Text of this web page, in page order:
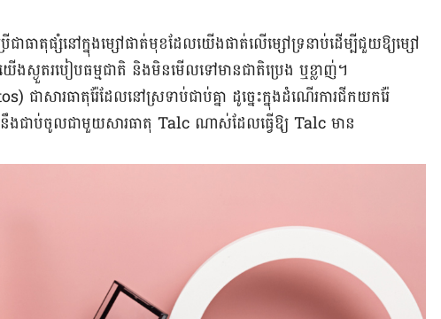
ជាធាតុផ្សំ​នៅក្នុងម្សៅផាត់មុខ​ដែល​យើង​ផាត់​លើ​ម្សៅ​ទ្រនាប់​ដើម្បី​ជួយឱ្យម្សៅ
ងស្ងួតរបៀបធម្មជាតិ និងមិនមើលទៅ​មាន​ជាតិ​ប្រេង ឬខ្លាញ់។
ាសារធាតុរ៉ែដែលនៅស្រទាប់ជាប់គ្នា ដូច្នេះក្នុងដំណើរ​ការ​ជីក​យករ៉ែ
ងជាប់ចូលជាមួយសារធាតុ Talc ណាស់ដែលធ្វើឱ្យ Talc មាន​